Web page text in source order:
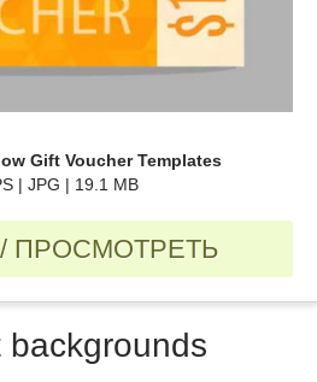
Gift Voucher Templates
| JPG | 19.1 MB
/ ПРОСМОТРЕТЬ
backgrounds